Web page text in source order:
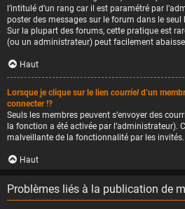
l’intitulé d’un rang car il est paramétré par
poster des messages sur le forum dans le seul
Sur la plupart des forums, cette pratique est
(ou un administrateur) peut facilement
Haut
Lorsque je clique sur le lien courrield’un
connecter !?
Seuls les membres peuvent s’envoyer des
la fonction a été activée par l’administrateur).
malveillante de la fonctionnalité par les invités.
Haut
Problèmes liés à la publication de